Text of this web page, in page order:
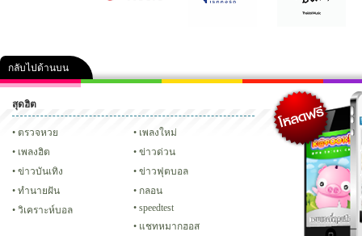
กลับไปด้านบน
คลิป ภาพ ปฏิทิน 2556 เฟซบุ๊ก ทวิ
Glitter
สุดฮิต
ตรวจหวย
เพลงใหม่
เพลงฮิต
ข่าวด่วน
ข่าวบันเทิง
ข่าวฟุตบอล
ทํานายฝัน
กลอน
วิเคราะห์บอล
speedtest
แชทหมากฮอส